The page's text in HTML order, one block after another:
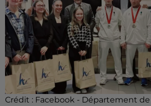
Crédit : Facebook - Département